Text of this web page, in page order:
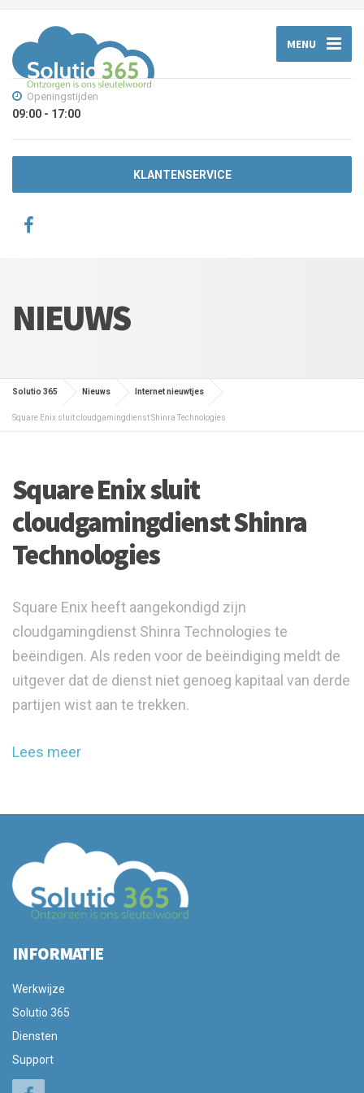
MENU
Openingstijden
09:00 - 17:00
KLANTENSERVICE
NIEUWS
Solutio 365 Nieuws Internet nieuwtjes
Square Enix sluit cloudgamingdienst Shinra Technologies
Square Enix sluit
cloudgamingdienst Shinra
Technologies
Square Enix heeft aangekondigd zijn
cloudgamingdienst Shinra Technologies te
beëindigen. Als reden voor de beëindiging meldt de
uitgever dat de dienst niet genoeg kapitaal van derde
partijen wist aan te trekken.
Lees meer
INFORMATIE
Werkwijze
Solutio 365
Diensten
Support